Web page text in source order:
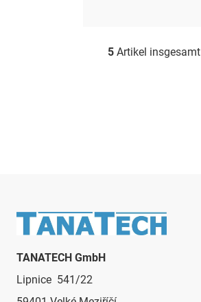
S
e
n
t
5Artikel insgesamt
Fußzeile
TANATECH GmbH
Lipnice 541/22